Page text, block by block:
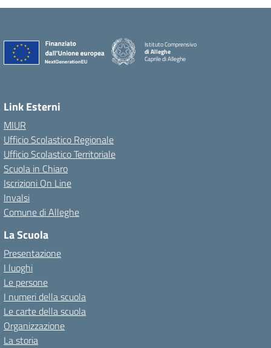
Istituto Comprensivo
di Alleghe
Caprile di Alleghe
Link Esterni
MIUR
Ufficio Scolastico Regionale
Ufficio Scolastico Territoriale
Scuola in Chiaro
Iscrizioni On Line
Invalsi
Comune di Alleghe
La Scuola
Presentazione
I luoghi
Le persone
I numeri della scuola
Le carte della scuola
Organizzazione
La storia